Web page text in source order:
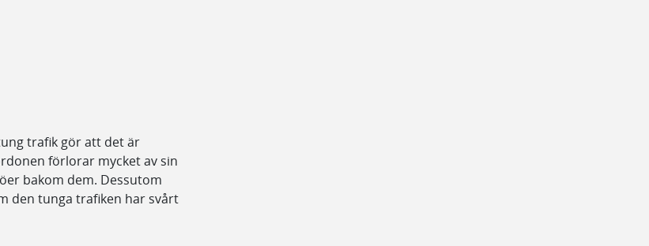
trafik gör att det är
förlorar mycket av sin
bakom dem. Dessutom
den tunga trafiken har svårt